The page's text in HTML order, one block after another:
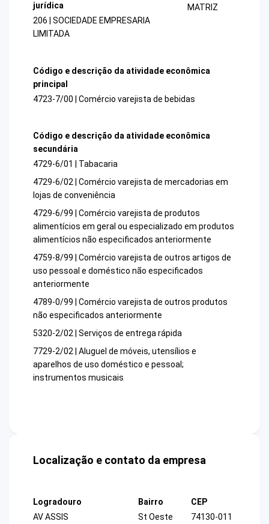
jurídica
206 | SOCIEDADE EMPRESARIA
LIMITADA
MATRIZ
Código e descrição da atividade econômica
principal
4723-7/00 | Comércio varejista de bebidas
Código e descrição da atividade econômica
secundária
4729-6/01 | Tabacaria
4729-6/02 | Comércio varejista de mercadorias em
lojas de conveniência
4729-6/99 | Comércio varejista de produtos
alimentícios em geral ou especializado em produtos
alimentícios não especificados anteriormente
4759-8/99 | Comércio varejista de outros artigos de
uso pessoal e doméstico não especificados
anteriormente
4789-0/99 | Comércio varejista de outros produtos
não especificados anteriormente
5320-2/02 | Serviços de entrega rápida
7729-2/02 | Aluguel de móveis, utensílios e
aparelhos de uso doméstico e pessoal;
instrumentos musicais
Localização e contato da empresa
Logradouro
AV ASSIS
Bairro
St Oeste
CEP
74130-011